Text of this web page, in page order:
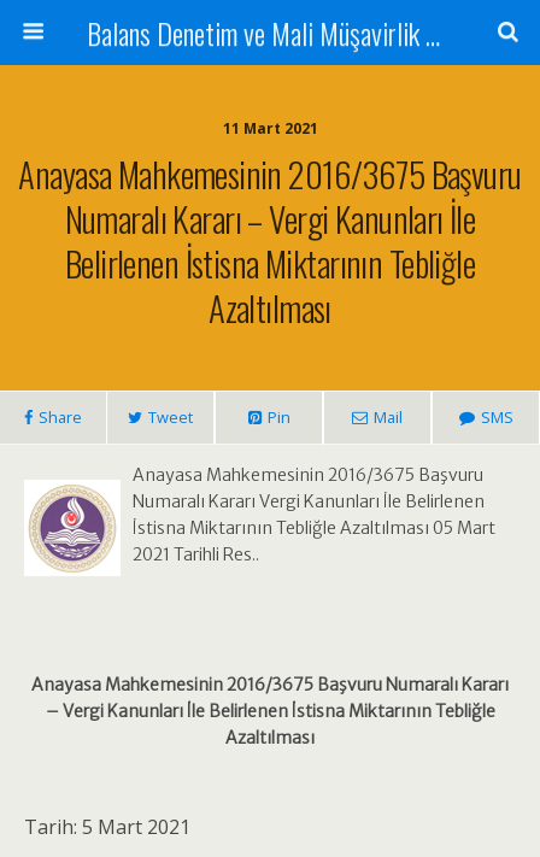
Balans Denetim ve Mali Müşavirlik Hizmetleri
11 Mart 2021
Anayasa Mahkemesinin 2016/3675 Başvuru
Numaralı Kararı – Vergi Kanunları İle
Belirlenen İstisna Miktarının Tebliğle
Azaltılması
Share Tweet Pin Mail SMS
Anayasa Mahkemesinin 2016/3675 Başvuru
Numaralı Kararı Vergi Kanunları İle Belirlenen
İstisna Miktarının Tebliğle Azaltılması 05 Mart
2021 Tarihli Res..
Anayasa Mahkemesinin 2016/3675 Başvuru Numaralı Kararı
– Vergi Kanunları İle Belirlenen İstisna Miktarının Tebliğle
Azaltılması
Tarih: 5 Mart 2021